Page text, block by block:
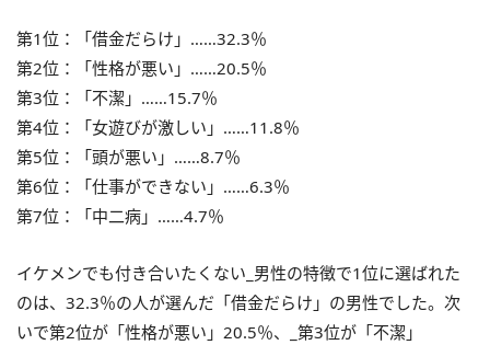
第1位：「借金だらけ」……32.3％
第2位：「性格が悪い」……20.5％
第3位：「不潔」……15.7％
第4位：「女遊びが激しい」……11.8％
第5位：「頭が悪い」……8.7％
第6位：「仕事ができない」……6.3％
第7位：「中二病」……4.7％
イケメンでも付き合いたくない_男性の特徴で1位に選ばれた
のは、32.3％の人が選んだ「借金だらけ」の男性でした。次
いで第2位が「性格が悪い」20.5％、_第3位が「不潔」